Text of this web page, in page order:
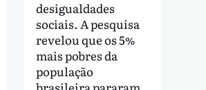
desigualdades
sociais. A pesquisa
revelou que os 5%
mais pobres da
população